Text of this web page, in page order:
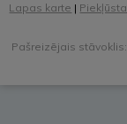
Lapas karte |
Pašreizējais